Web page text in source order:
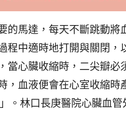
的馬達，每天不斷跳動將
程中適時地打開與關閉
當心臟收縮時，二尖瓣
，血液便會在心室收縮
。林口長庚醫院心臟血